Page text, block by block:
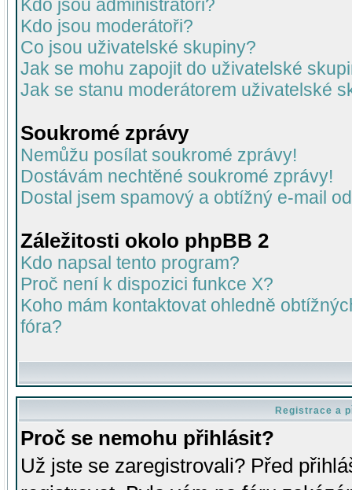
Kdo jsou administrátoři?
Kdo jsou moderátoři?
Co jsou uživatelské skupiny?
Jak se mohu zapojit do uživatelské
Jak se stanu moderátorem uživatelské
Soukromé zprávy
Nemůžu posílat soukromé zprávy!
Dostávám nechtěné soukromé zprávy!
Dostal jsem spamový a obtížný e-mail
Záležitosti okolo phpBB 2
Kdo napsal tento program?
Proč není k dispozici funkce X?
Koho mám kontaktovat ohledně
fóra?
Registrace a
Proč se nemohu přihlásit?
Už jste se zaregistrovali? Před